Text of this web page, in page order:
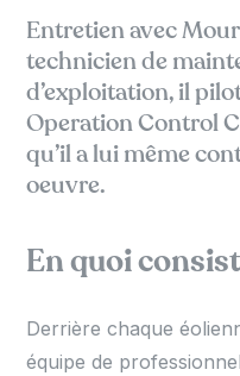
Entretien avec
technicien de
d’exploitation, il
Operation Control
qu’il a lui même
oeuvre.
En quoi
Derrière chaque
équipe de